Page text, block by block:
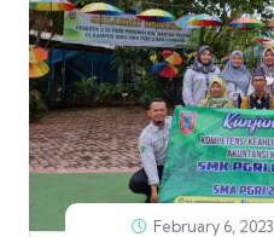
February 6, 2023